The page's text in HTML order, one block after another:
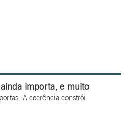
importa, e muito
A coerência constrói